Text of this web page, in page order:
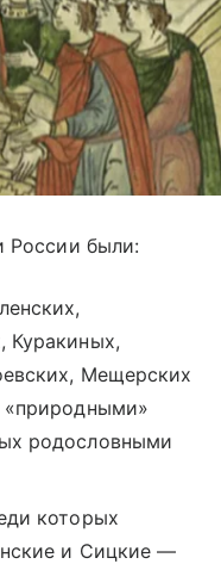
России были:
Куракиных,
Мещерских
«природными»
родословными
которых
и Сицкие —